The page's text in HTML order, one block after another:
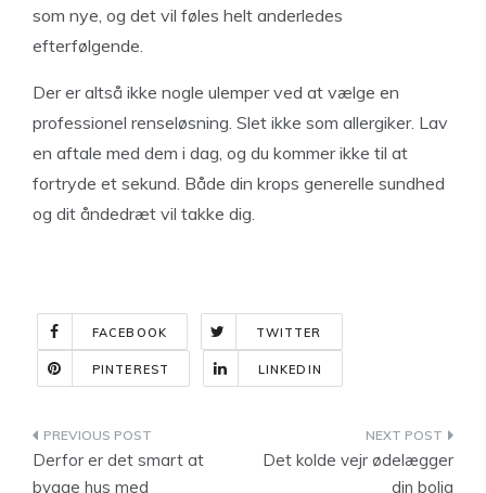
som nye, og det vil føles helt anderledes
efterfølgende.
Der er altså ikke nogle ulemper ved at vælge en
professionel renseløsning. Slet ikke som allergiker. Lav
en aftale med dem i dag, og du kommer ikke til at
fortryde et sekund. Både din krops generelle sundhed
og dit åndedræt vil takke dig.
FACEBOOK TWITTER
PINTEREST LINKEDIN
Indlægsnavigation
Derfor er det smart at
bygge hus med
Det kolde vejr ødelægger
din bolig